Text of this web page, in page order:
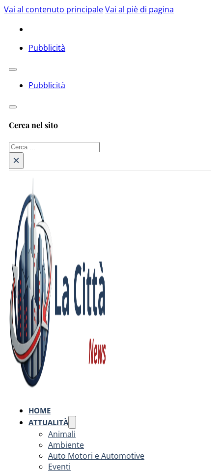
Vai al contenuto principaleVai al piè di pagina
Pubblicità
Pubblicità
Cerca nel sito
Cerca
×
HOME
ATTUALITÀ
Animali
Ambiente
Auto Motori e Automotive
Eventi